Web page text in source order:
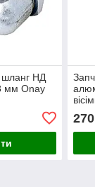
шланг НД
мм Onay
270